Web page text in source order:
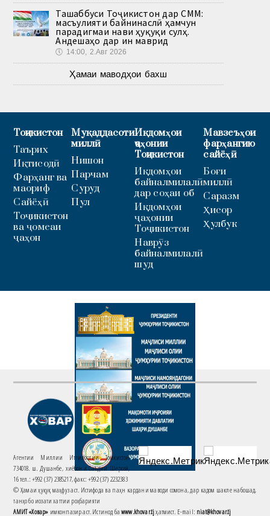
Ташаббуси Тоҷикистон дар СММ:
масъулияти байнинаслӣ ҳамчун
парадигмаи нави ҳуқуқи сулҳ.
Андешаҳо дар ин маврид
🕔 14:00, 2.Авг 2026
Ҳамаи маводҳои бахш
Тоҷикистон
Таърих
Иқтисодӣ
Фарҳанг ва
маориф
Сайёҳӣ
Тоҷикистон
ва ҷомеаи
ҷаҳон
Муқаддасоти
миллӣ
Нишон
Парчам
Суруд
Пул
Иқдомҳои
ҷаҳонии
Тоҷикистон
Иқдомҳои
байналмилалӣ
дар соҳаи об
Иқдомҳои
ҷаҳонии
Тоҷикистон
Наврӯз
байналмилалӣ
шуд
Мавзеъҳои
фарҳангию
сайёҳӣ
Боғи
миллӣ
Саразм
Ҳисор
Ҳулбук
Агентии Миллии Иттилоотии Тоҷикистон
734018. ш. Душанбе, хиёбони Саъдии Шерозӣ,
16 тел.: +992 (37) 2385217, факс: +992 (37) 2232383
© Ҳамаи ҳуқуқ маҳфуз аст. Истифода ва паҳн кардани маводи сомона, дар кадом шакле набошад,
танҳо бо иҷозати хаттии роҳбарияти
АМИТ «Ховар» имконпазир аст. Истинод баwww.khovar.tjҳатмист. E-mail: niat@khovar.tj